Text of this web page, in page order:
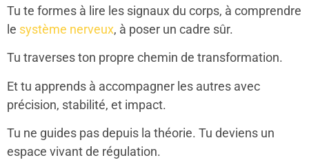
Tu te formes à lire les signaux du corps, à comprendre
le système nerveux, à poser un cadre sûr.
Tu traverses ton propre chemin de transformation.
Et tu apprends à accompagner les autres avec
précision, stabilité, et impact.
Tu ne guides pas depuis la théorie. Tu deviens un
espace vivant de régulation.